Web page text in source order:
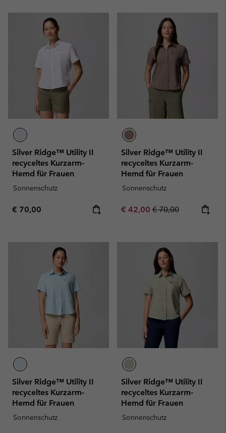
Silver Ridge™ Utility II
recyceltes Kurzarm-
Hemd für Frauen
Sonnenschutz
Regular price:
€ 70,00
Silver Ridge™ Utility II
recyceltes Kurzarm-
Hemd für Frauen
Sonnenschutz
Sale price:
€ 42,00 Regular price:
€ 70,00
Silver Ridge™ Utility II
recyceltes Kurzarm-
Hemd für Frauen
Sonnenschutz
Silver Ridge™ Utility II
recyceltes Kurzarm-
Hemd für Frauen
Sonnenschutz